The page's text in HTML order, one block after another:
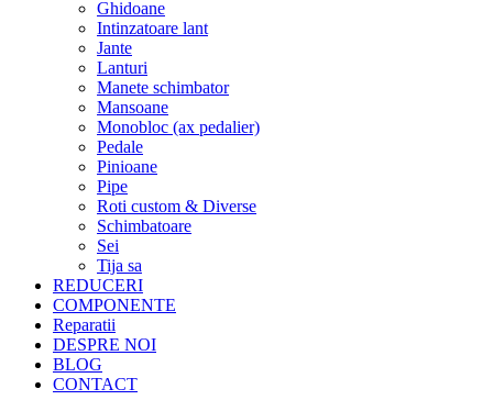
Ghidoane
Intinzatoare lant
Jante
Lanturi
Manete schimbator
Mansoane
Monobloc (ax pedalier)
Pedale
Pinioane
Pipe
Roti custom & Diverse
Schimbatoare
Sei
Tija sa
REDUCERI
COMPONENTE
Reparatii
DESPRE NOI
BLOG
CONTACT